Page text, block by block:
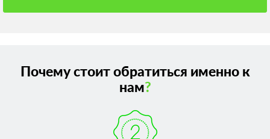
Почему стоит обратиться именно к
нам?